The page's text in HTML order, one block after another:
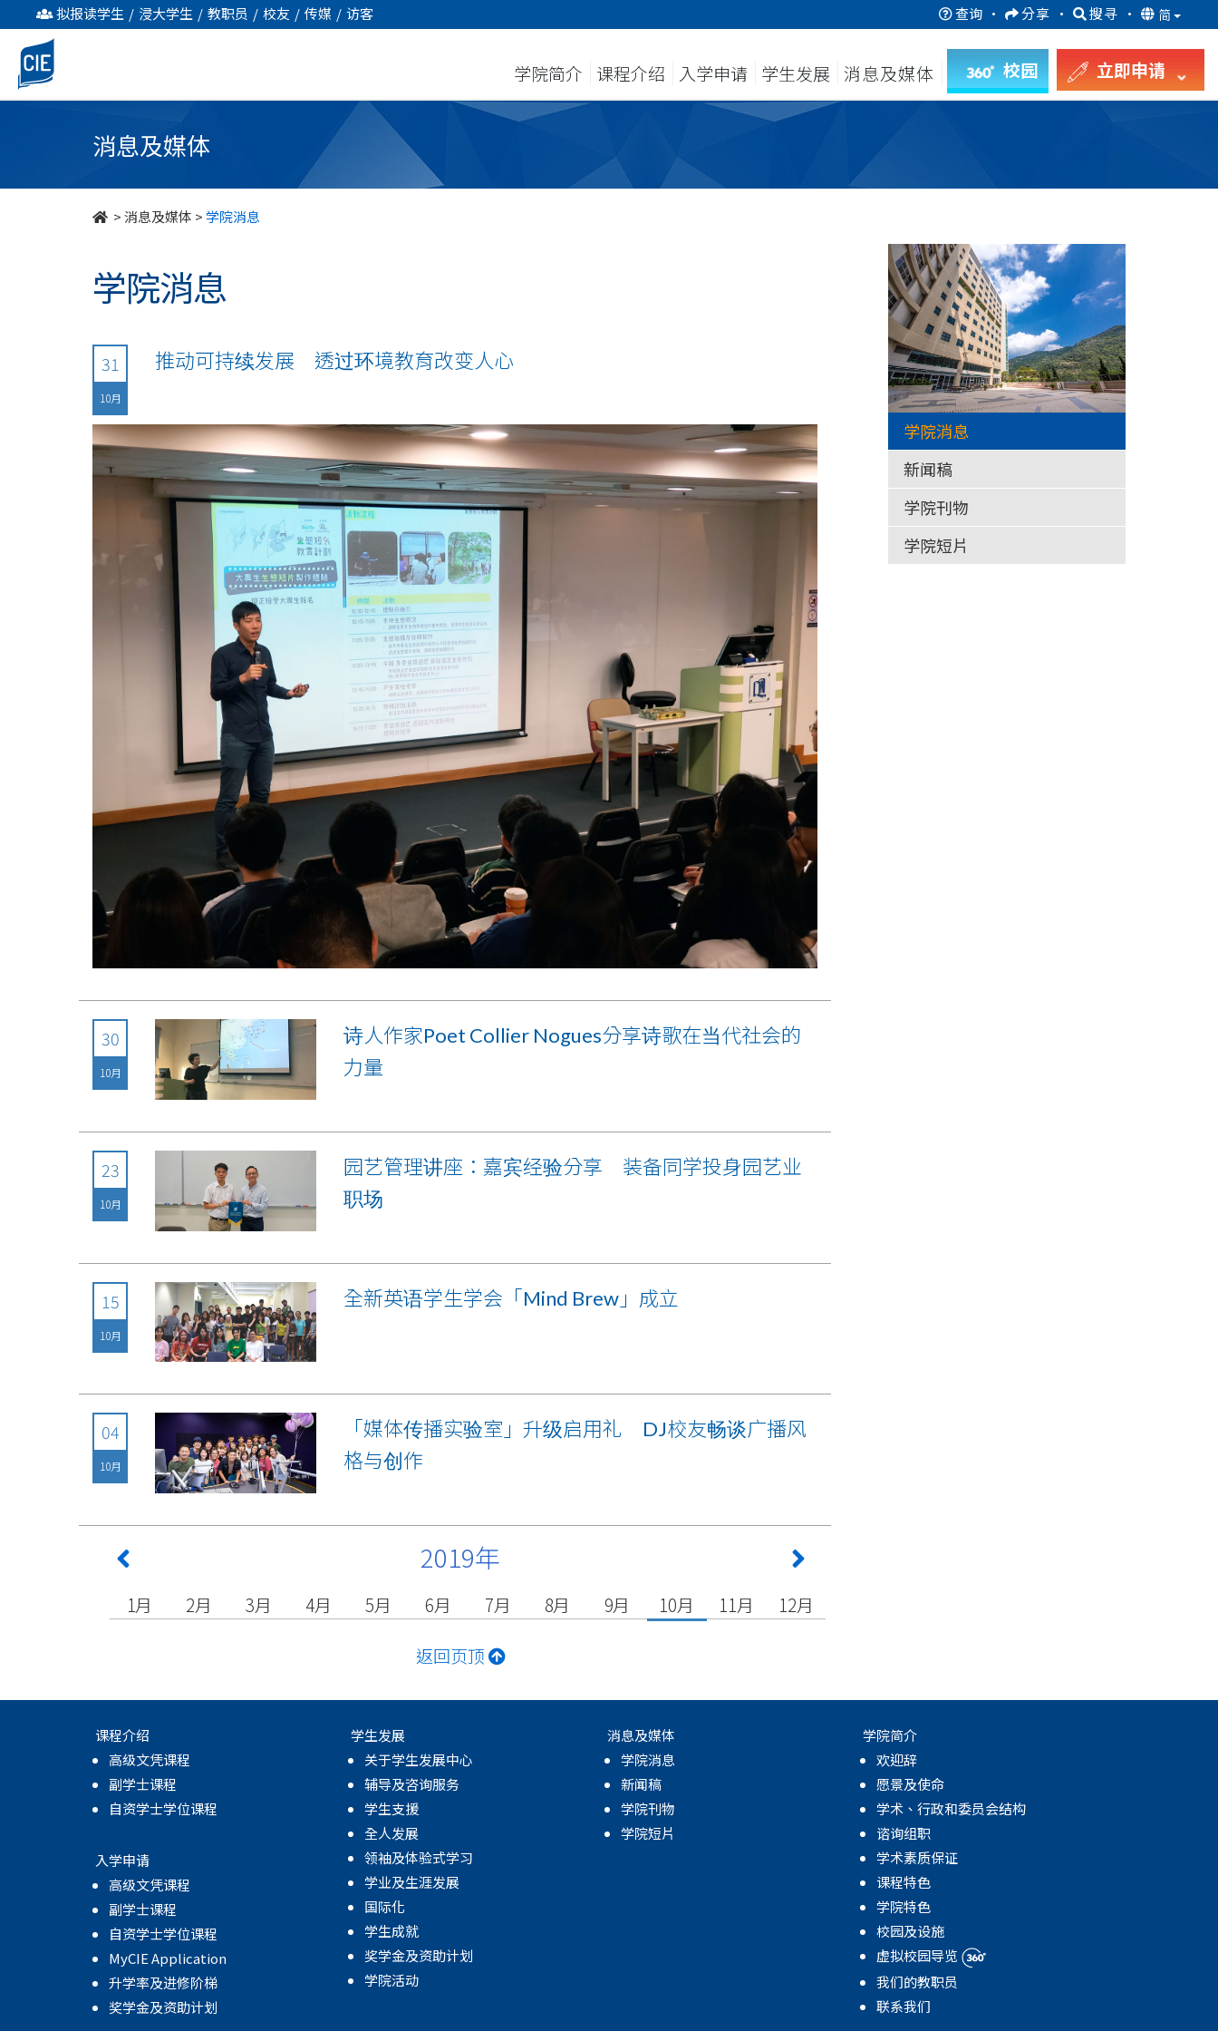
undefined
拟报读学生 / 浸大学生 / 教职员 / 校友 / 传媒 / 访客 查询 · 分享 · 搜寻 · 简
学院简介 课程介绍 入学申请 学生发展 消息及媒体 校园 立即申请
消息及媒体
>消息及媒体 >学院消息
学院消息
31
10月
推动可持续发展 透过环境教育改变人心
30
10月
诗人作家Poet Collier Nogues分享诗歌在当代社会的
力量
23
10月
园艺管理讲座：嘉宾经验分享 装备同学投身园艺业
职场
15
10月
全新英语学生学会「Mind Brew」成立
04
10月
「媒体传播实验室」升级启用礼 DJ校友畅谈广播风
格与创作
2019年
1月 2月 3月 4月 5月 6月 7月 8月 9月 10月 11月 12月
返回页顶
学院消息
新闻稿
学院刊物
学院短片
课程介绍
高级文凭课程
副学士课程
自资学士学位课程
入学申请
高级文凭课程
副学士课程
自资学士学位课程
MyCIE Application
升学率及进修阶梯
奖学金及资助计划
学生发展
关于学生发展中心
辅导及咨询服务
学生支援
全人发展
领袖及体验式学习
学业及生涯发展
国际化
学生成就
奖学金及资助计划
学院活动
消息及媒体
学院消息
新闻稿
学院刊物
学院短片
学院简介
欢迎辞
愿景及使命
学术、行政和委员会结构
谘询组职
学术素质保证
课程特色
学院特色
校园及设施
虚拟校园导览
我们的教职员
联系我们